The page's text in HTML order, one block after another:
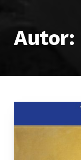
Autor: